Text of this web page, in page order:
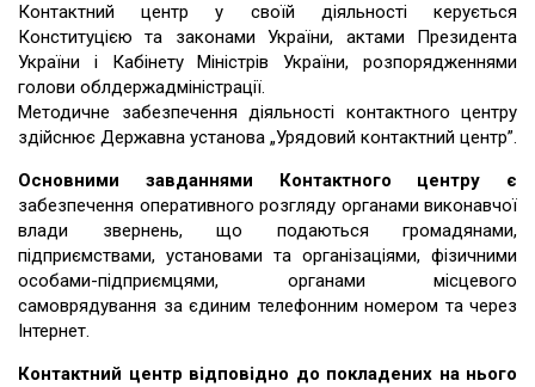
Контактний центр у своїй діяльності керується
Конституцією та законами України, актами Президента
України і Кабінету Міністрів України, розпорядженнями
голови облдержадміністрації.
Методичне забезпечення діяльності контактного центру
здійснює Державна установа „Урядовий контактний центр”.
Основними завданнями Контактного центру є
забезпечення оперативного розгляду органами виконавчої
влади звернень, що подаються громадянами,
підприємствами, установами та організаціями, фізичними
особами-підприємцями, органами місцевого
самоврядування за єдиним телефонним номером та через
Інтернет.
Контактний центр відповідно до покладених на нього